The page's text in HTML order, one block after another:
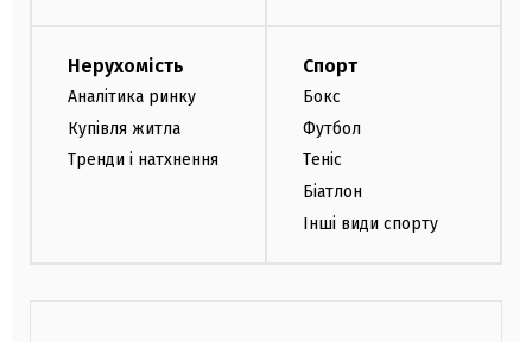
Нерухомість
Аналітика ринку
Купівля житла
Тренди і натхнення
Спорт
Бокс
Футбол
Теніс
Біатлон
Інші види спорту